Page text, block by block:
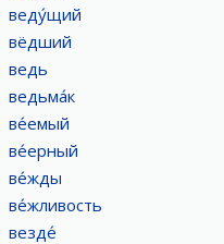
веду́щий
вёдший
ведь
ведьма́к
ве́емый
ве́ерный
ве́жды
ве́жливость
везде́